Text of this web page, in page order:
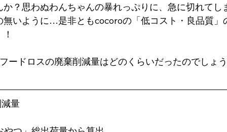
？思わぬわんちゃんの暴れっぷりに、急に切れてし
いように…是非ともcocoroの「低コスト・良品質」
ードロスの廃棄削減量はどのくらいだったのでしょ
量